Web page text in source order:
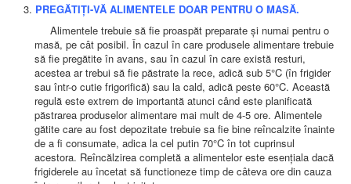
AMBULATOR ÎNGRIJIRI PALIATIVE
MANAGEMENT
PROIECT DE MANAGEMENT 2026
PLAN STRATEGIC 2021 - 2025
PROIECT DE MANAGEMENT 2021
PROIECT DE MANAGEMENT 2017
CONSILIUL DE ADMINISTRAŢIE
COMITET DIRECTOR
DECLARATIE MANAGER PRIVIND IMPLEMENTAREA
SISTEMULUI DE CALITATE 2019
PLAN MANAGEMENT
INTEGRITATE
PREGĂTIȚI-VĂ ALIMENTELE DOAR PENTRU O MASĂ.
Alimentele trebuie să fie proaspăt preparate și numai pentru o
masă, pe cât posibil. În cazul în care produsele alimentare trebuie
să fie pregătite în avans, sau în cazul în care există resturi,
acestea ar trebui să fie păstrate la rece, adică sub 5°C (în frigider
sau într-o cutie frigorifică) sau la cald, adică peste 60°C. Această
regulă este extrem de importantă atunci când este planificată
păstrarea produselor alimentare mai mult de 4-5 ore. Alimentele
gătite care au fost depozitate trebuie sa fie bine reîncalzite înainte
de a fi consumate, adica la cel putin 70°C în tot cuprinsul
acestora. Reîncălzirea completă a alimentelor este esențiala dacă
frigiderele au încetat să functioneze timp de câteva ore din cauza